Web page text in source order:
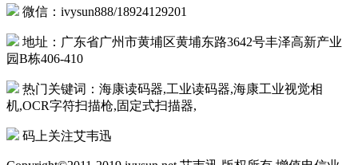
微信：ivysun888/18924129201
地址：广东省广州市黄埔区黄埔东路3642号丰泽高新产业
园B栋406-410
热门关键词：海康读码器,工业读码器,海康工业视觉相
机,OCR字符扫描枪,固定式扫描器,
码上关注艾韦迅